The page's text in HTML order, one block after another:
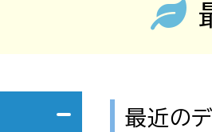
最近のデ